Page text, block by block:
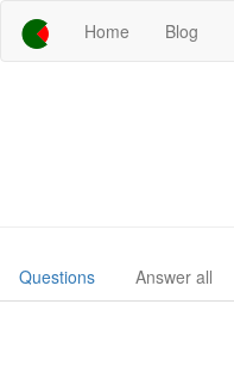
Home Blog
Questions Answer all